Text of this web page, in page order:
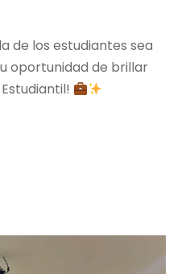
de los estudiantes sea
oportunidad de brillar